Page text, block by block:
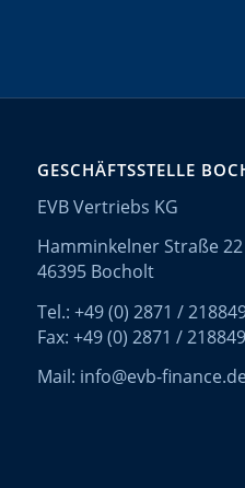
GESCHÄFTSSTELLE
EVB Vertriebs KG
Hamminkelner Straße 22
46395 Bocholt
Tel.: +49 (0) 2871 /
Fax: +49 (0) 2871 /
Mail: info@evb-finance.de